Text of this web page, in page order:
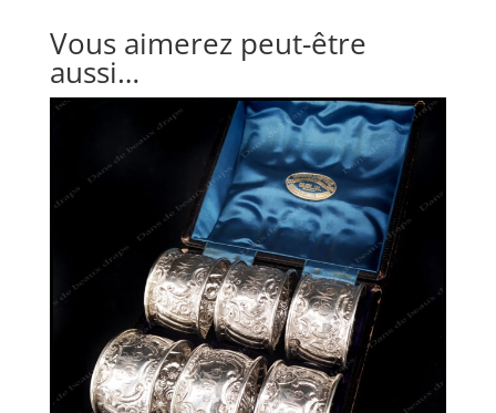
Vous aimerez peut-être
aussi…